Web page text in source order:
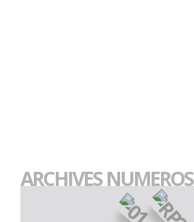
ARCHIVES NUMEROS